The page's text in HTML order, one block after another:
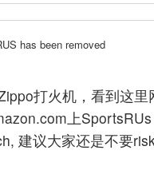
has been removed
打火机，看到这里
上
建议大家还是不要